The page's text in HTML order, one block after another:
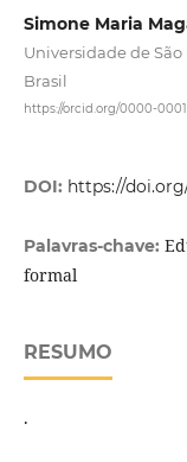
Simone Maria
Universidade de
Brasil
https://orcid.org/0000-
DOI: https://
Palavras-chave:
formal
RESUMO
.